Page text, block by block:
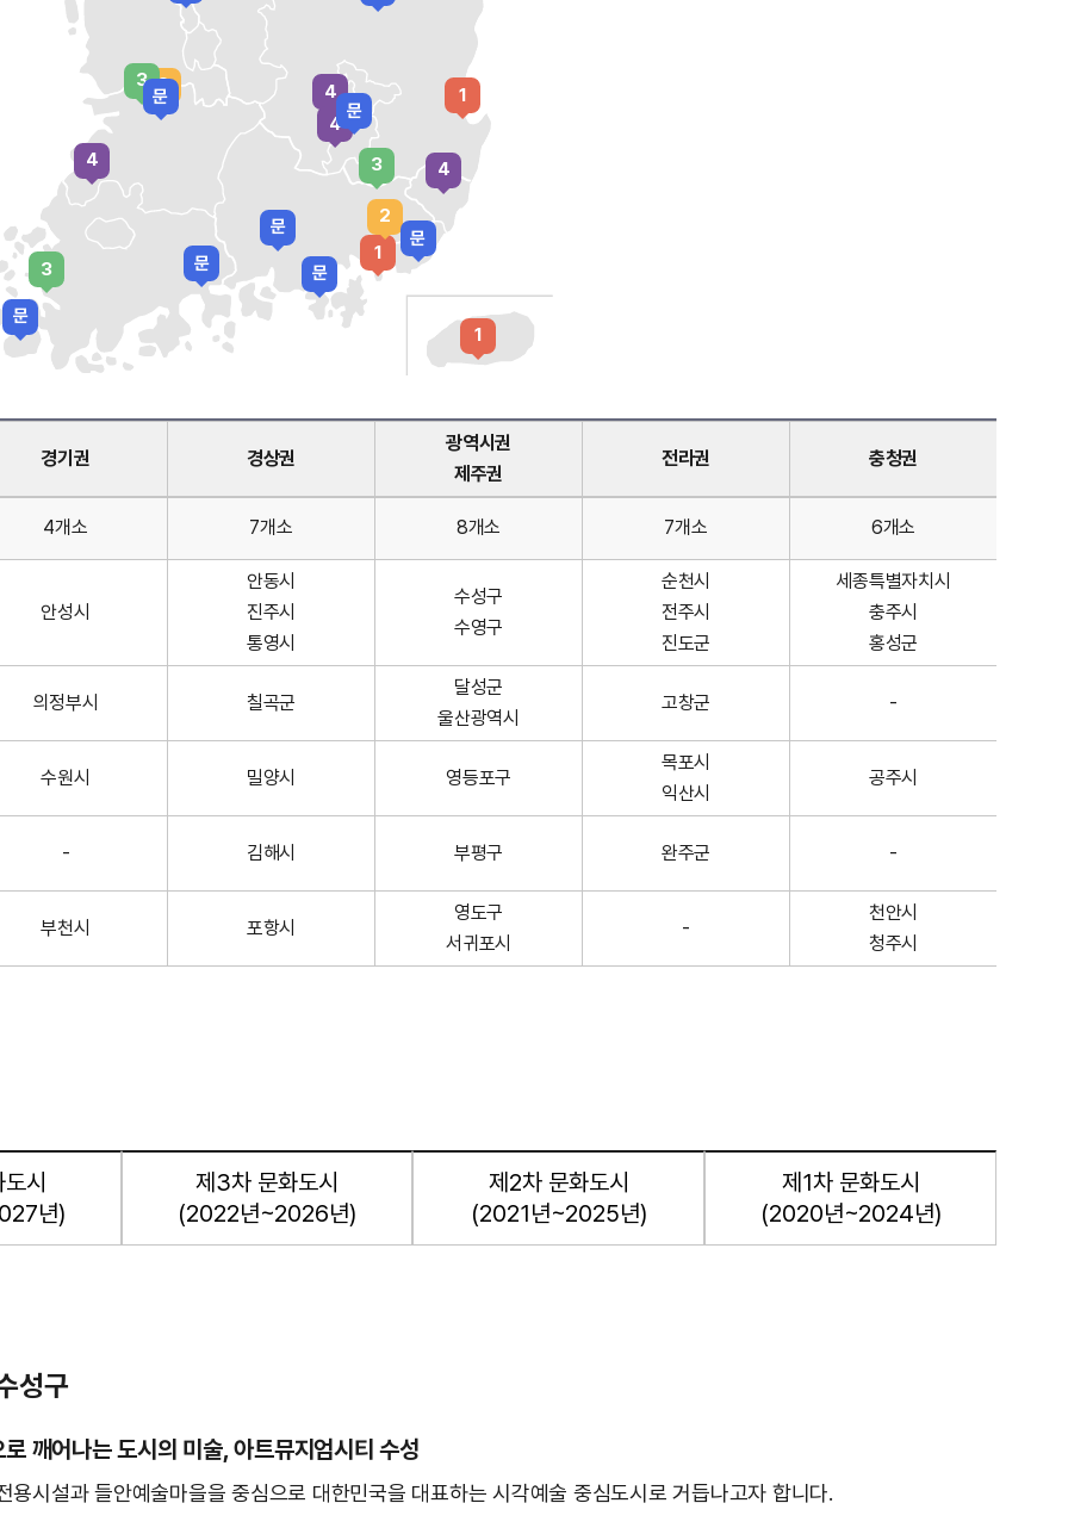
문
문
문
문
문
문
문
4
4
4
4 3
3
3
2
2 1
1
1
경기권 경상권
광역시권
제주권
전라권 충청권
4개소 7개소 8개소 7개소 6개소
안성시
안동시
진주시
통영시
수성구
수영구
순천시
전주시
진도군
세종특별자치시
충주시
홍성군
의정부시 칠곡군
달성군
울산광역시
고창군 -
수원시 밀양시 영등포구
목포시
익산시
공주시
- 김해시 부평구 완주군 -
부천시 포항시
영도구
서귀포시
-
천안시
청주시
시
년)
제3차 문화도시
(2022년~2026년)
제2차 문화도시
(2021년~2025년)
제1차 문화도시
(2020년~2024년)
성구
로 깨어나는 도시의 미술, 아트뮤지엄시티 수성
용시설과 들안예술마을을 중심으로 대한민국을 대표하는 시각예술 중심도시로 거듭나고자 합니다.